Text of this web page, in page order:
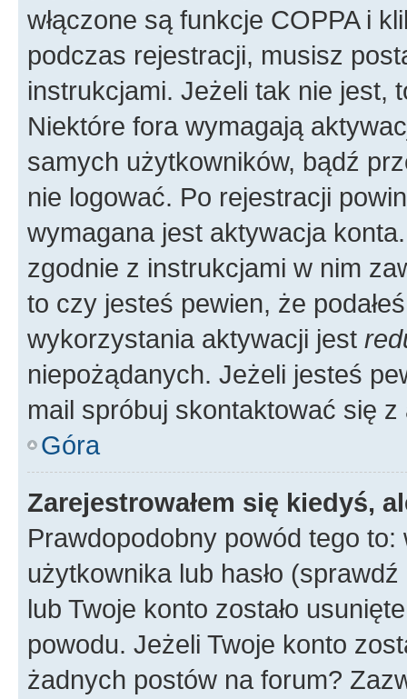
włączone są funkcje COPPA i
podczas rejestracji, musisz
instrukcjami. Jeżeli tak nie jest,
Niektóre fora wymagają
samych użytkowników, bądź
nie logować. Po rejestracji
wymagana jest aktywacja
zgodnie z instrukcjami w nim
to czy jesteś pewien, że
wykorzystania aktywacji jest
niepożądanych. Jeżeli jesteś
mail spróbuj skontaktować się
Góra
Zarejestrowałem się kiedyś,
Prawdopodobny powód tego to:
użytkownika lub hasło
lub Twoje konto zostało
powodu. Jeżeli Twoje konto
żadnych postów na forum?